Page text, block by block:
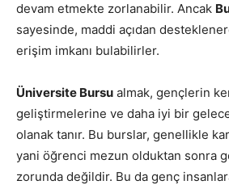
devam etmekte zorlanabilir. Ancak
sayesinde, maddi açıdan
erişim imkanı bulabilirler.
Üniversite Bursu almak, gençlerin
geliştirmelerine ve daha iyi bir
olanak tanır. Bu burslar, genellikle
yani öğrenci mezun olduktan sonra
zorunda değildir. Bu da genç